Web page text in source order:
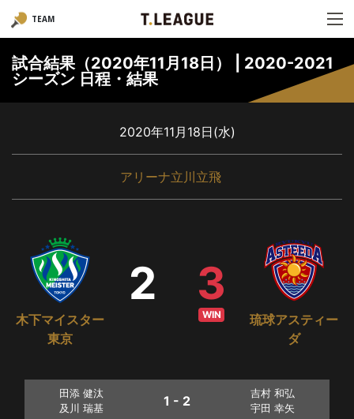
TEAM
試合結果（2020年11月18日） | 2020-2021
シーズン 日程・結果
2020年11月18日(水)
アリーナ立川立飛
木下マイスター
東京
2
琉球アスティー
ダ
3
WIN
田添 健汰
及川 瑞基
1 - 2
吉村 和弘
宇田 幸矢